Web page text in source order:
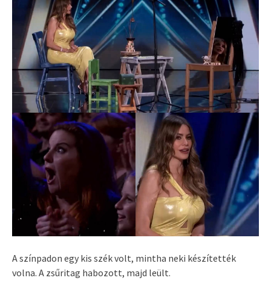
A színpadon egy kis szék volt, mintha neki készítették
volna. A zsűritag habozott, majd leült.